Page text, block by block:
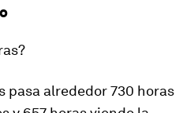
pasa alrededor 730 horas